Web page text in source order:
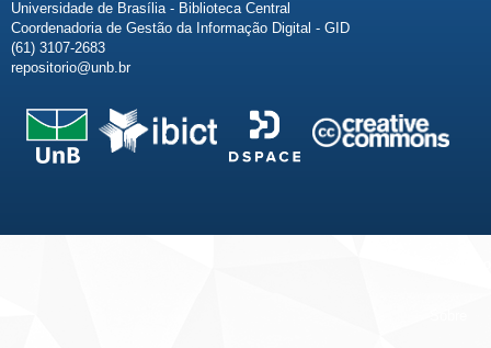
Universidade de Brasília - Biblioteca Central
Coordenadoria de Gestão da Informação Digital - GID
(61) 3107-2683
repositorio@unb.br